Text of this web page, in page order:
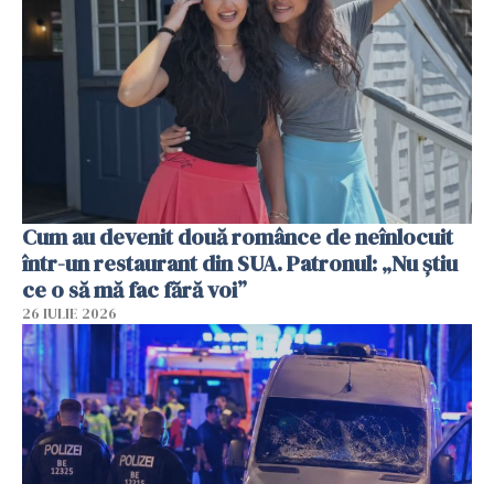
Cum au devenit două românce de neînlocuit
într-un restaurant din SUA. Patronul: „Nu știu
ce o să mă fac fără voi”
26 IULIE 2026